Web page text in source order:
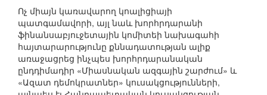
Ոչ միայն կառավարող կոալիցիայի
պատգամավորի, այլ նաև խորհրդարանի
ֆինանսաբյուջետային կոմիտեի նախագահի
հայտարարությունը քննադատության ալիք
առաջացրեց ինչպես խորհրդարանական
ընդդիմադիր «Միասնական ազգային շարժում» և
«Ազատ դեմոկրատներ» կուսակցությունների,